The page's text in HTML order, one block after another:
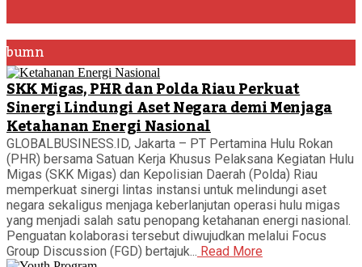
bumn
SKK Migas, PHR dan Polda Riau Perkuat
Sinergi Lindungi Aset Negara demi Menjaga
Ketahanan Energi Nasional
GLOBALBUSINESS.ID, Jakarta – PT Pertamina Hulu Rokan
(PHR) bersama Satuan Kerja Khusus Pelaksana Kegiatan Hulu
Migas (SKK Migas) dan Kepolisian Daerah (Polda) Riau
memperkuat sinergi lintas instansi untuk melindungi aset
negara sekaligus menjaga keberlanjutan operasi hulu migas
yang menjadi salah satu penopang ketahanan energi nasional.
Penguatan kolaborasi tersebut diwujudkan melalui Focus
Group Discussion (FGD) bertajuk... Read More